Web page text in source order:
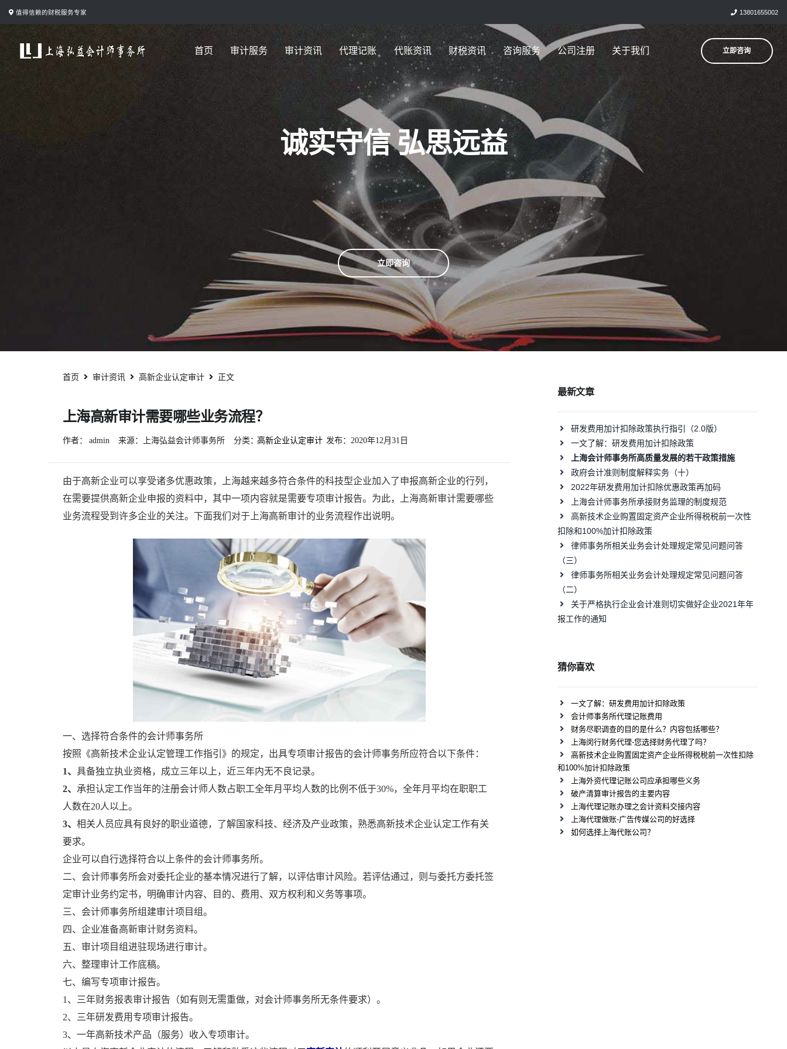
转
值得信赖的财税服务专家 13801655002
首页 审计服务 审计资讯 代理记账 代账资讯 财税资讯 咨询服务 公司注册 关于我们 立即咨询
诚实守信 弘思远益
立即咨询
首页 审计资讯 高新企业认定审计 正文
上海高新审计需要哪些业务流程？
作者： admin 来源：上海弘益会计师事务所 分类：高新企业认定审计 发布： 2020年12月31日
由于高新企业可以享受诸多优惠政策，上海越来越多符合条件的科技型企业加入了申报高新企业的行列，
在需要提供高新企业申报的资料中，其中一项内容就是需要专项审计报告。为此，上海高新审计需要哪些
业务流程受到许多企业的关注。下面我们对于上海高新审计的业务流程作出说明。
一、选择符合条件的会计师事务所
按照《高新技术企业认定管理工作指引》的规定，出具专项审计报告的会计师事务所应符合以下条件：
1、 具备独立执业资格，成立三年以上，近三年内无不良记录。
2、 承担认定工作当年的注册会计师人数占职工全年月平均人数的比例不低于30%，全年月平均在职职工
人数在20人以上。
3、 相关人员应具有良好的职业道德，了解国家科技、经济及产业政策，熟悉高新技术企业认定工作有关
要求。
企业可以自行选择符合以上条件的会计师事务所。
二、会计师事务所会对委托企业的基本情况进行了解，以评估审计风险。若评估通过，则与委托方委托签
定审计业务约定书，明确审计内容、目的、费用、双方权利和义务等事项。
三、会计师事务所组建审计项目组。
四、企业准备高新审计财务资料。
五、审计项目组进驻现场进行审计。
六、整理审计工作底稿。
七、编写专项审计报告。
1、三年财务报表审计报告（如有则无需重做，对会计师事务所无条件要求）。
2、三年研发费用专项审计报告。
3、一年高新技术产品（服务）收入专项审计。
最新文章
研发费用加计扣除政策执行指引（2.0版）
一文了解：研发费用加计扣除政策
上海会计师事务所高质量发展的若干政策措施
政府会计准则制度解释实务（十）
2022年研发费用加计扣除优惠政策再加码
上海会计师事务所承接财务监理的制度规范
高新技术企业购置固定资产企业所得税税前一次性
扣除和100%加计扣除政策
律师事务所相关业务会计处理规定常见问题问答
（三）
律师事务所相关业务会计处理规定常见问题问答
（二）
关于严格执行企业会计准则切实做好企业2021年年
报工作的通知
猜你喜欢
一文了解：研发费用加计扣除政策
会计师事务所代理记账费用
财务尽职调查的目的是什么？内容包括哪些？
上海闵行财务代理-您选择财务代理了吗？
高新技术企业购置固定资产企业所得税税前一次性扣除
和100%加计扣除政策
上海外资代理记账公司应承担哪些义务
破产清算审计报告的主要内容
上海代理记账办理之会计资料交接内容
上海代理做账-广告传媒公司的好选择
如何选择上海代账公司？